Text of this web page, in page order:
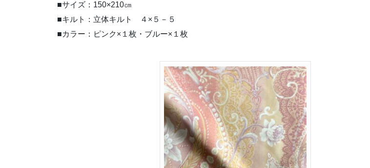
■サイズ：150×210㎝
■キルト：立体キルト ４×５－５
■カラー：ピンク×１枚・ブルー×１枚